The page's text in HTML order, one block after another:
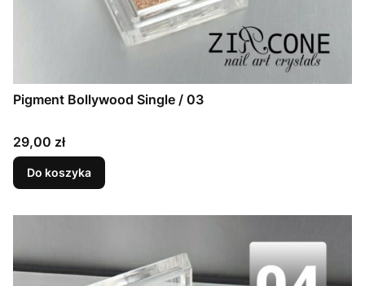
Pigment Bollywood Single / 03
Cena
29,00 zł
Do koszyka